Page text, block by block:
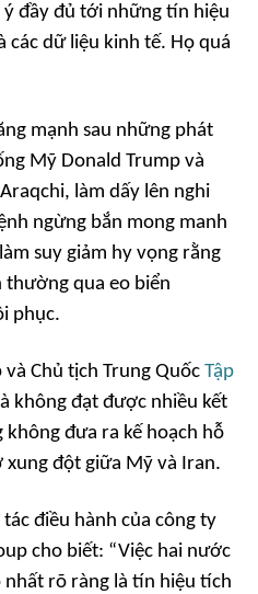
đầy đủ tới những tín hiệu
dữ liệu kinh tế. Họ quá
mạnh sau những phát
Mỹ Donald Trump và
làm dấy lên nghi
ngừng bắn mong manh
suy giảm hy vọng rằng
qua eo biển
phục.
Chủ tịch Trung Quốc Tập
không đạt được nhiều kết
không đưa ra kế hoạch hỗ
đột giữa Mỹ và Iran.
điều hành của công ty
cho biết: “Việc hai nước
nhất rõ ràng là tín hiệu tích